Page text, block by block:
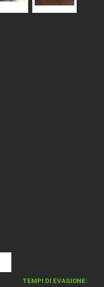
TEMPI DI EVASIONE: